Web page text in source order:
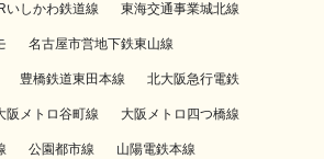
IRいしかわ鉄道線 東海交通事業城北線
名古屋市営地下鉄東山線
豊橋鉄道東田本線 北大阪急行電鉄
阪メトロ谷町線 大阪メトロ四つ橋線
公園都市線 山陽電鉄本線